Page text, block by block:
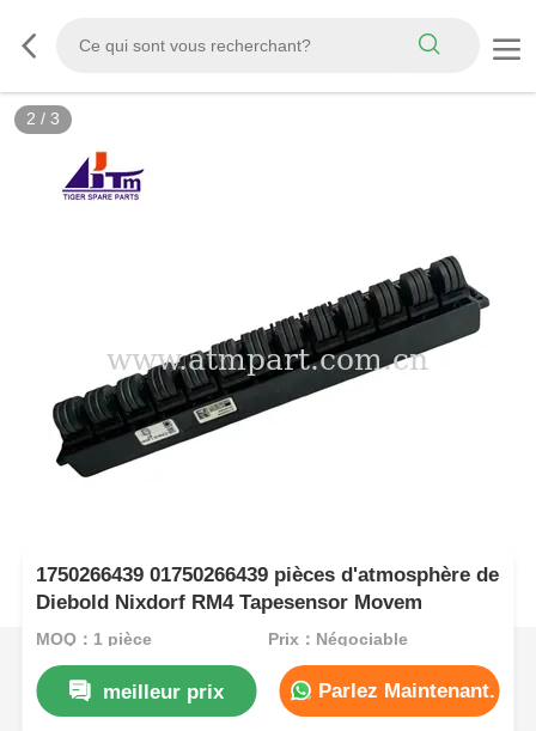
2 / 3
1750266439 01750266439 pièces d'atmosphère de
Diebold Nixdorf RM4 Tapesensor Movem
MOQ：1 pièce Prix：Négociable
meilleur prix Parlez Maintenant.